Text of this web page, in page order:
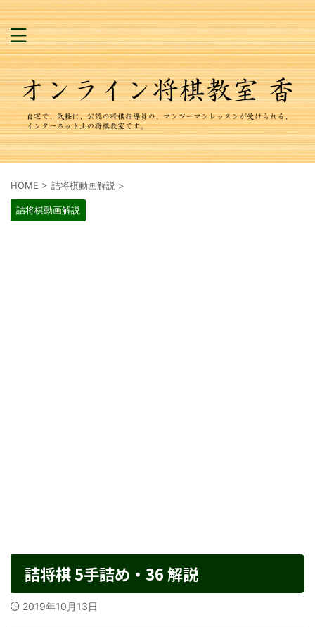
HOME > 詰将棋動画解説 >
詰将棋動画解説
詰将棋 5手詰め・36 解説
2019年10月13日